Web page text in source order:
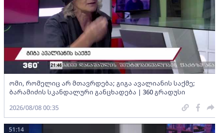
ომი, რომელიც არ მთავრდება; გიგა ავალიანის საქმე;
ბარამიძის სკანდალური განცხადება | 360 გრადუსი
2026/08/08 00:35
51:14